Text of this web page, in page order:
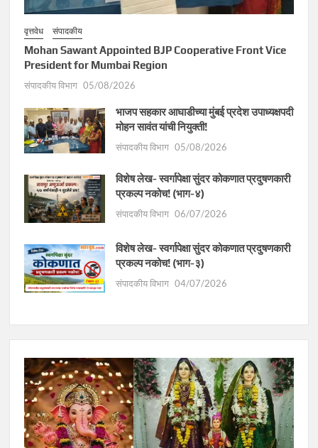
वृत्तवेध संपादकीय
Mohan Sawant Appointed BJP Cooperative Front Vice
President for Mumbai Region
संपादकीय विभाग 05/08/2026
भाजप सहकार आघाडीच्या मुंबई प्रदेश उपाध्यक्षपदी
मोहन सावंत यांची नियुक्ती!
संपादकीय विभाग 05/08/2026
विशेष लेख- स्वर्गापेक्षा सुंदर कोकणात प्रदुषणकारी
प्रकल्प नकोच! (भाग-४)
संपादकीय विभाग 06/07/2026
विशेष लेख- स्वर्गापेक्षा सुंदर कोकणात प्रदुषणकारी
प्रकल्प नकोच! (भाग-३)
संपादकीय विभाग 04/07/2026